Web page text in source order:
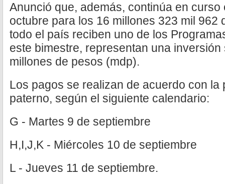
Anunció que, además, continúa en
octubre para los 16 millones 323 mil 962
todo el país reciben uno de los
este bimestre, representan una
millones de pesos (mdp).
Los pagos se realizan de acuerdo con la
paterno, según el siguiente calendario:
G - Martes 9 de septiembre
H,I,J,K - Miércoles 10 de septiembre
L - Jueves 11 de septiembre.